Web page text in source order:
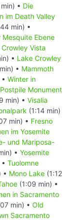
• Die
im Death Valley
min) •
Ebene
Vista
• Lake Crowley
• Mammoth
Winter in
Monument
min) • Visalia
(1:14 min)
min) • Fresno
im Yosemite
und Mariposa-
• Yosemite
Tuolomne
• Mono Lake (1:12
(1:09 min) •
in Sacramento
min) • Old
Sacramento